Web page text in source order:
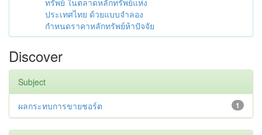
ทรัพย์ ในตลาดหลักทรัพย์แห่ง
ประเทศไทย ด้วยแบบจำลอง
กำหนดราคาหลักทรัพย์ห้าปัจจัย
Discover
Subject
1
ผลกระทบการขายชอร์ต